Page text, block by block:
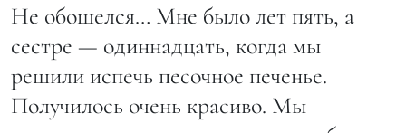
Не обошелся… Мне было лет пять, а
сестре — одиннадцать, когда мы
решили испечь песочное печенье.
Получилось очень красиво. Мы